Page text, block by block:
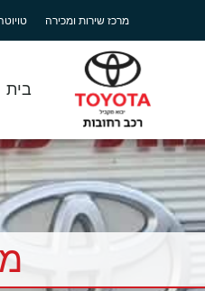
מרכז שירות ומכירה
בית